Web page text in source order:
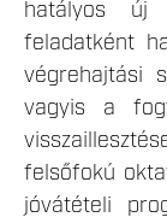
hatályos új
feladatként
végrehajtási
vagyis a
felsőfokú
jóvátételi